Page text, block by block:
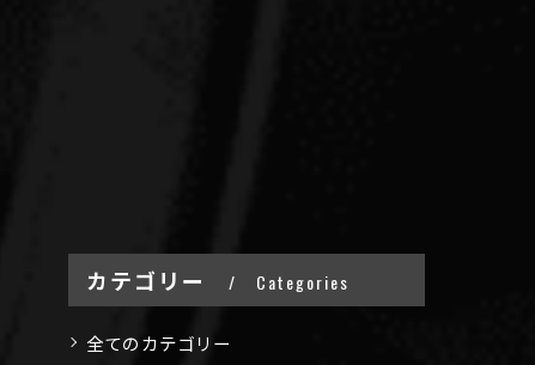
カテゴリー Categories
全てのカテゴリー